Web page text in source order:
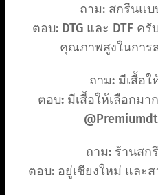
ถาม: สกรีนแบ
ตอบ: DTG และ DTF ค
คุณภาพสูงในการ
ถาม: มีเสื้อใ
ตอบ: มีเสื้อให้เลือกม
ถาม: ร้านสก
ตอบ: อยู่เชียงใหม่ และ